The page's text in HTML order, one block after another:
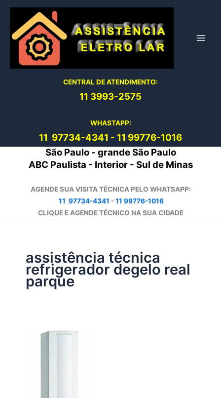
conteúdo
CENTRAL DE ATENDIMENTO:
11 3993-2575
WHASTAPP:
11 97734-4341 - 11 99776-1016
São Paulo - grande São Paulo
ABC Paulista - Interior - Sul de Minas
AGENDE SUA VISITA TÉCNICA PELO WHATSAPP:
11 97734-4341 -11 99776-1016
CLIQUE E AGENDE TÉCNICO NA SUA CIDADE
assistência técnica
refrigerador degelo real
parque